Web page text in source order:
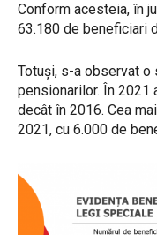
Conform acesteia, în
63.180 de beneficiari
Totuși, s-a observat o
pensionarilor. În 2021
decât în 2016. Cea
2021, cu 6.000 de